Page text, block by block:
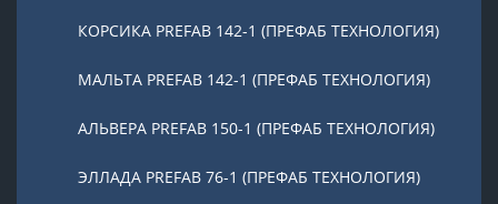
КОРСИКА PREFAB 142-1 (ПРЕФАБ ТЕХНОЛОГИЯ)
МАЛЬТА PREFAB 142-1 (ПРЕФАБ ТЕХНОЛОГИЯ)
АЛЬВЕРА PREFAB 150-1 (ПРЕФАБ ТЕХНОЛОГИЯ)
ЭЛЛАДА PREFAB 76-1 (ПРЕФАБ ТЕХНОЛОГИЯ)